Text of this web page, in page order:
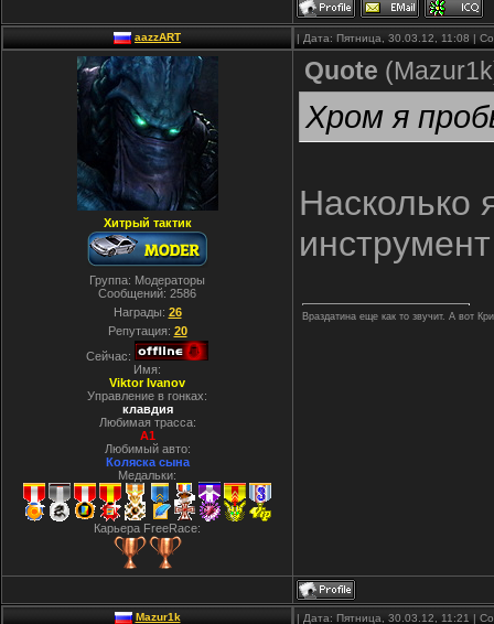
aazzART | Дата: Пятница, 30.03.12, 11:08 |
Хитрый тактик
Группа: Модераторы
Сообщений: 2586
Награды: 26
Репутация: 20
Сейчас:
Имя:
Viktor Ivanov
Управление в гонках:
клавдия
Любимая трасса:
A1
Любимый авто:
Коляска сына
Медальки:
Карьера FreeRace:
Quote (Mazur1k
Хром я
Насколько
Враздатина еще как то звучит. А вот
Mazur1k | Дата: Пятница, 30.03.12, 11:21 |